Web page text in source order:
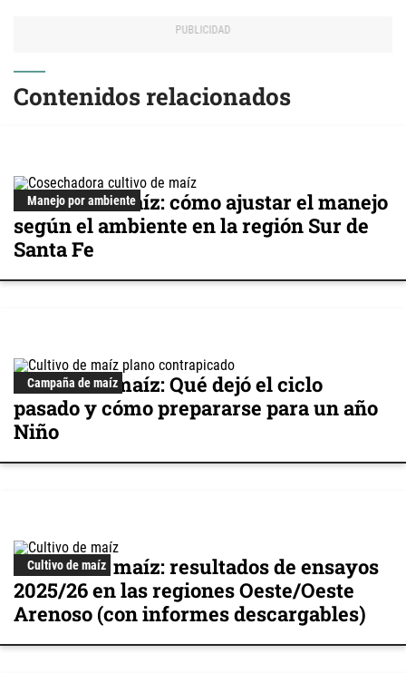
Contenidos relacionados
Manejo por ambiente
Cultivo de maíz: cómo ajustar el manejo
según el ambiente en la región Sur de
Santa Fe
Campaña de maíz
Cultivo de maíz: Qué dejó el ciclo
pasado y cómo prepararse para un año
Niño
Cultivo de maíz
Cultivo de maíz: resultados de ensayos
2025/26 en las regiones Oeste/Oeste
Arenoso (con informes descargables)